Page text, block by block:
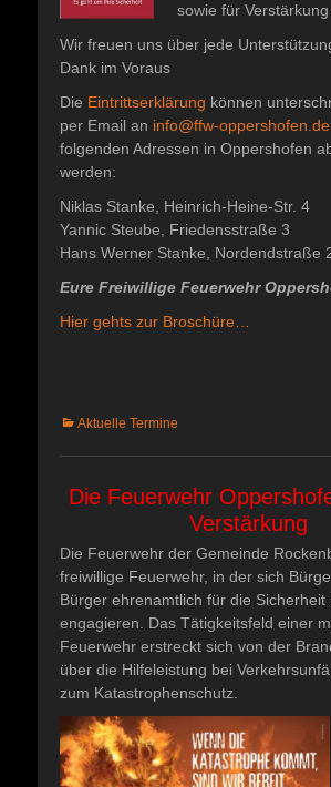
sowie für
Wir freuen uns über jede
Dank im Voraus
Die Eintrittserklärung können
per Email an info@ffw-oppershofen.de
folgenden Adressen in Oppershofen
werden:
Niklas Stanke, Heinrich-Heine-Str. 4
Yannic Steube, Friedensstraße 3
Hans Werner Stanke, Nordendstraße
Eure Freiwillige Feuerwehr
Hier gehts zur Broschüre…
Kategorien
Aktuelle Termine
Die Feuerwehr
Verstärkung
Die Feuerwehr der Gemeinde
freiwillige Feuerwehr, in der sich
Bürger ehrenamtlich für die
engagieren. Das Tätigkeitsfeld einer
Feuerwehr erstreckt sich von der
über die Hilfeleistung bei
zum Katastrophenschutz.